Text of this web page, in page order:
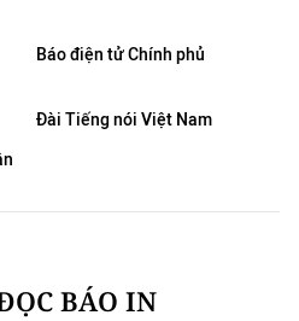
Báo điện tử Chính phủ
Đài Tiếng nói Việt Nam
BÁO IN